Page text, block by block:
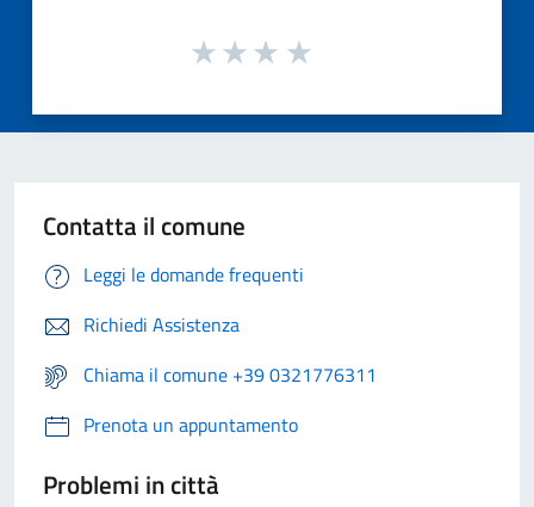
Contatta il comune
Leggi le domande frequenti
Richiedi Assistenza
Chiama il comune +39 0321776311
Prenota un appuntamento
Problemi in città